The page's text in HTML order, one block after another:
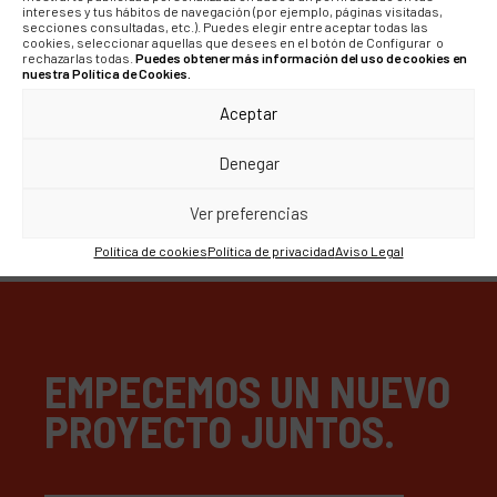
intereses y tus hábitos de navegación (por ejemplo, páginas visitadas,
secciones consultadas, etc.). Puedes elegir entre aceptar todas las
cookies, seleccionar aquellas que desees en el botón de Configurar o
rechazarlas todas. Puedes obtener más información del uso de cookies en
nuestra Política de Cookies.
Aceptar
Denegar
Ver preferencias
Política de cookiesPolítica de privacidadAviso Legal
agencia de
comunicación en
obtener el certificado
de calidad ISO 9001
EMPECEMOS UN NUEVO
PROYECTO JUNTOS.